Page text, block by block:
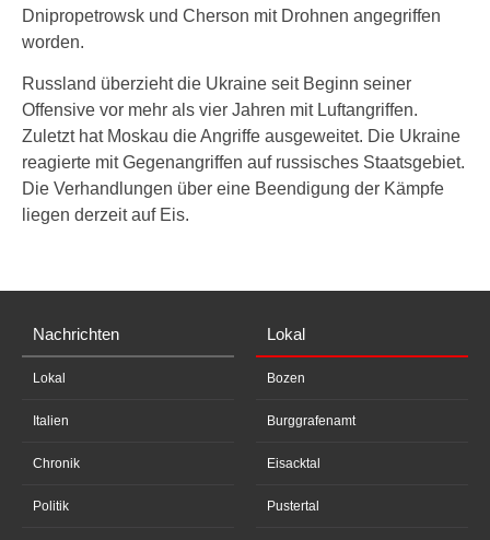
Dnipropetrowsk und Cherson mit Drohnen angegriffen
worden.
Russland überzieht die Ukraine seit Beginn seiner
Offensive vor mehr als vier Jahren mit Luftangriffen.
Zuletzt hat Moskau die Angriffe ausgeweitet. Die Ukraine
reagierte mit Gegenangriffen auf russisches Staatsgebiet.
Die Verhandlungen über eine Beendigung der Kämpfe
liegen derzeit auf Eis.
Nachrichten
Lokal
Italien
Chronik
Politik
Lokal
Bozen
Burggrafenamt
Eisacktal
Pustertal